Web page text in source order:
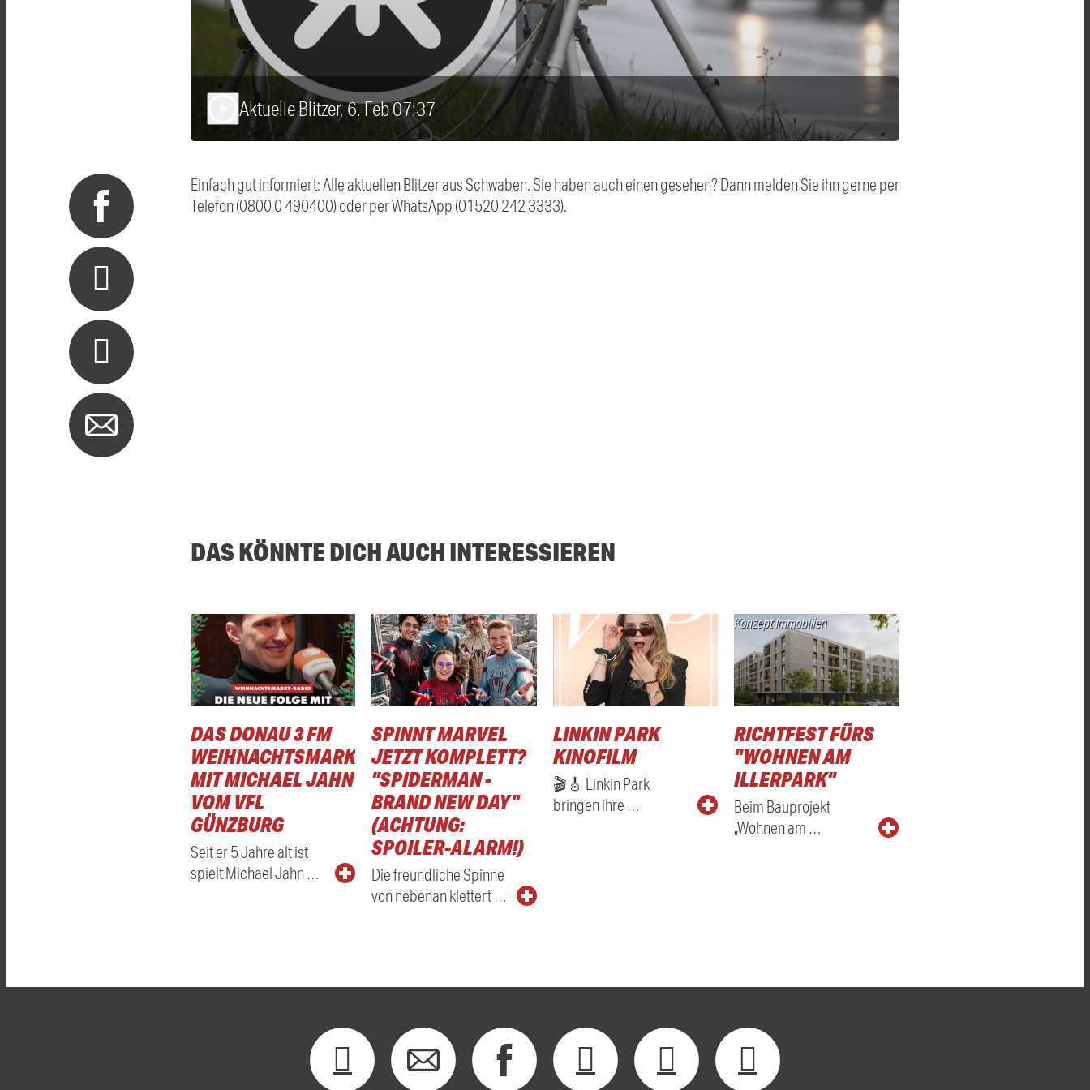
Aktuelle Blitzer, 6. Feb 07:37
Einfach gut informiert: Alle aktuellen Blitzer aus Schwaben. Sie haben auch einen gesehen? Dann melden Sie ihn gerne per
Telefon (0800 0 490400) oder per WhatsApp (01520 242 3333).
DAS KÖNNTE DICH AUCH INTERESSIEREN
DAS DONAU 3 FM
WEIHNACHTSMARKTRADIO
MIT MICHAEL JAHN
VOM VFL
GÜNZBURG
Seit er 5 Jahre alt ist
spielt Michael Jahn …
SPINNT MARVEL
JETZT KOMPLETT?
"SPIDERMAN -
BRAND NEW DAY"
(ACHTUNG:
SPOILER-ALARM!)
Die freundliche Spinne
von nebenan klettert …
LINKIN PARK
KINOFILM
🎬🎸 Linkin Park
bringen ihre …
Konzept Immobilien
RICHTFEST FÜRS
"WOHNEN AM
ILLERPARK"
Beim Bauprojekt
„Wohnen am …